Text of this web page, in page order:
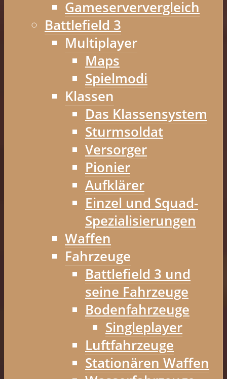
Gameserververgleich
Battlefield 3
Multiplayer
Maps
Spielmodi
Klassen
Das Klassensystem
Sturmsoldat
Versorger
Pionier
Aufklärer
Einzel und Squad-
Spezialisierungen
Waffen
Fahrzeuge
Battlefield 3 und
seine Fahrzeuge
Bodenfahrzeuge
Singleplayer
Luftfahrzeuge
Stationären Waffen